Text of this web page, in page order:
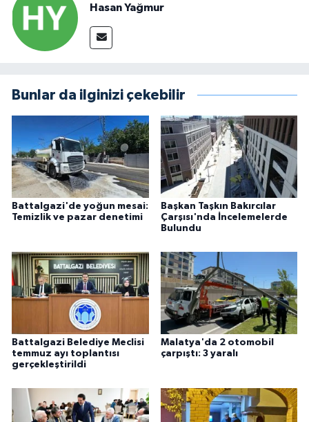
Hasan Yağmur
Bunlar da ilginizi çekebilir
Battalgazi'de yoğun mesai:
Temizlik ve pazar denetimi
Başkan Taşkın Bakırcılar
Çarşısı'nda İncelemelerde
Bulundu
Battalgazi Belediye Meclisi
temmuz ayı toplantısı
gerçekleştirildi
Malatya'da 2 otomobil
çarpıştı: 3 yaralı